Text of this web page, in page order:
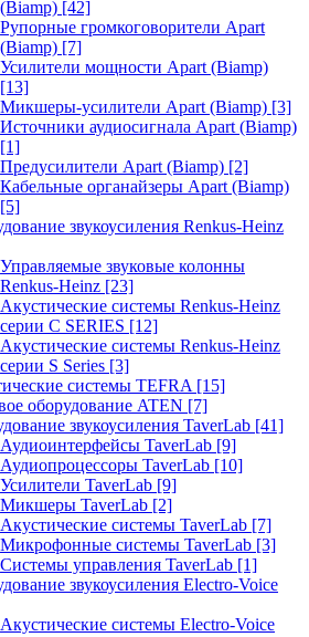
(Biamp) [42]
Рупорные громкоговорители Apart
(Biamp) [7]
Усилители мощности Apart (Biamp)
[13]
Микшеры-усилители Apart (Biamp) [3]
Источники аудиосигнала Apart (Biamp)
[1]
Предусилители Apart (Biamp) [2]
Кабельные органайзеры Apart (Biamp)
[5]
звукоусиления Renkus-Heinz
Управляемые звуковые колонны
Renkus-Heinz [23]
Акустические системы Renkus-Heinz
серии C SERIES [12]
Акустические системы Renkus-Heinz
серии S Series [3]
системы TEFRA [15]
оборудование ATEN [7]
звукоусиления TaverLab [41]
Аудиоинтерфейсы TaverLab [9]
Аудиопроцессоры TaverLab [10]
Усилители TaverLab [9]
Микшеры TaverLab [2]
Акустические системы TaverLab [7]
Микрофонные системы TaverLab [3]
Системы управления TaverLab [1]
звукоусиления Electro-Voice
Акустические системы Electro-Voice